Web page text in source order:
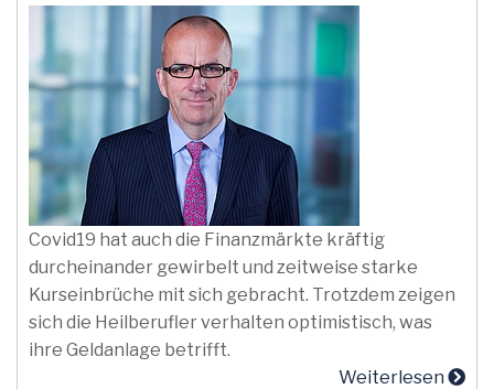
Covid19 hat auch die Finanzmärkte kräftig
durcheinander gewirbelt und zeitweise starke
Kurseinbrüche mit sich gebracht. Trotzdem zeigen
sich die Heilberufler verhalten optimistisch, was
ihre Geldanlage betrifft.
Weiterlesen